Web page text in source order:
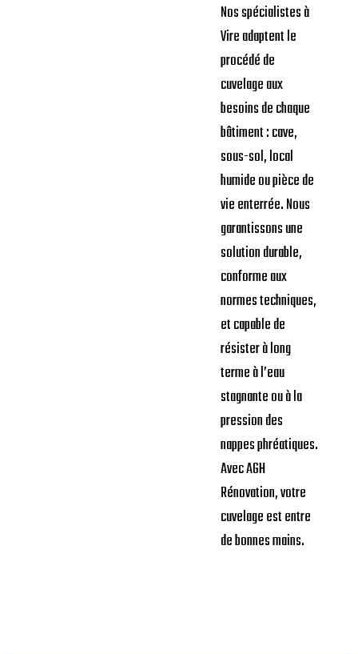
Nos spécialistes à
Vire adaptent le
procédé de
cuvelage aux
besoins de chaque
bâtiment : cave,
sous-sol, local
humide ou pièce de
vie enterrée. Nous
garantissons une
solution durable,
conforme aux
normes techniques,
et capable de
résister à long
terme à l’eau
stagnante ou à la
pression des
nappes phréatiques.
Avec AGH
Rénovation, votre
cuvelage est entre
de bonnes mains.